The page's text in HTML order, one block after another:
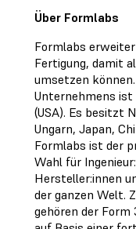
Über Formlabs
Formlabs
Fertigung, damit
umsetzen
Unternehmens
(USA). Es besitzt
Ungarn, Japan,
Formlabs ist der
Wahl für
Hersteller:innen
der ganzen Welt.
gehören der Form